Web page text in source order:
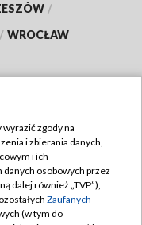
/
/ WROCŁAW
zgody na
i zbierania danych,
i ich
osobowych przez
dalej również „TVP”),
Zaufanych
(w tym do